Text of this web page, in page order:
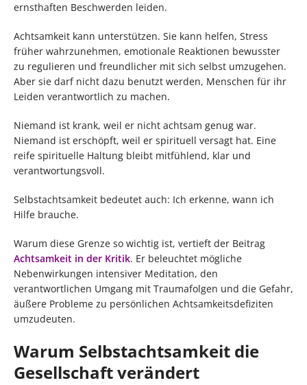
ernsthaften Beschwerden leiden.
Achtsamkeit kann unterstützen. Sie kann helfen, Stress
früher wahrzunehmen, emotionale Reaktionen bewusster
zu regulieren und freundlicher mit sich selbst umzugehen.
Aber sie darf nicht dazu benutzt werden, Menschen für ihr
Leiden verantwortlich zu machen.
Niemand ist krank, weil er nicht achtsam genug war.
Niemand ist erschöpft, weil er spirituell versagt hat. Eine
reife spirituelle Haltung bleibt mitfühlend, klar und
verantwortungsvoll.
Selbstachtsamkeit bedeutet auch: Ich erkenne, wann ich
Hilfe brauche.
Warum diese Grenze so wichtig ist, vertieft der Beitrag
Achtsamkeit in der Kritik. Er beleuchtet mögliche
Nebenwirkungen intensiver Meditation, den
verantwortlichen Umgang mit Traumafolgen und die Gefahr,
äußere Probleme zu persönlichen Achtsamkeitsdefiziten
umzudeuten.
Warum Selbstachtsamkeit die
Gesellschaft verändert